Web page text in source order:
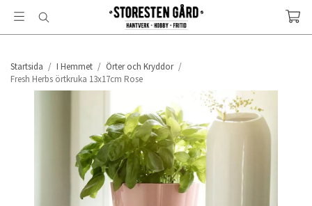
Startsida / I Hemmet / Örter och Kryddor /
Fresh Herbs örtkruka 13x17cm Rose